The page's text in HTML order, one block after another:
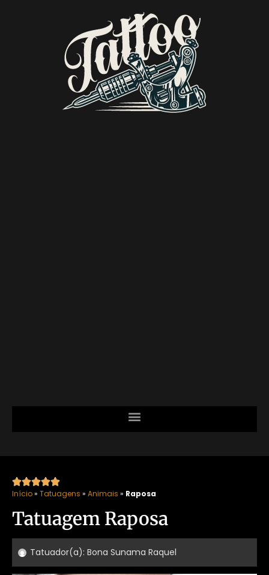

Início» Tatuagens » Animais » Raposa
Tatuagem Raposa
Tatuador(a): Bona Sunama Raquel